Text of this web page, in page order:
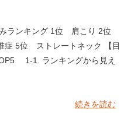
ランキング 1位 肩こり 2位
5位 ストレートネック 【目
1-1. ランキングから見え
続きを読む